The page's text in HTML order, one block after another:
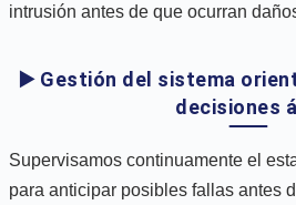
intrusión antes de que ocurran
▶️ Gestión del sistema
decisiones
Supervisamos continuamente el
para anticipar posibles fallas antes